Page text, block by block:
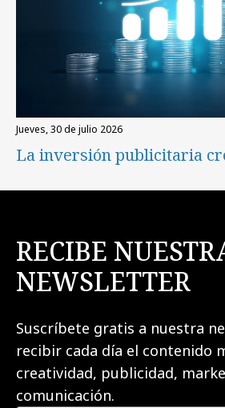
jueves, 30 de julio 2026
La inversión publicitaria
RECIBE
NEWSLETTER
Suscríbete gratis a nuestra
recibir cada día el contenido
creatividad, publicidad,
comunicación.